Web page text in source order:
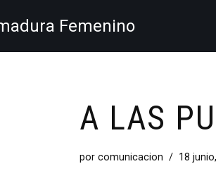
Femenino
A LAS
por comunicacion 18